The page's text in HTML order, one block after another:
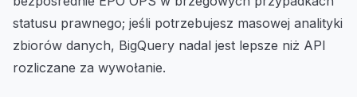
statusu prawnego; jeśli potrzebujesz masowej analityki
zbiorów danych, BigQuery nadal jest lepsze niż API
rozliczane za wywołanie.